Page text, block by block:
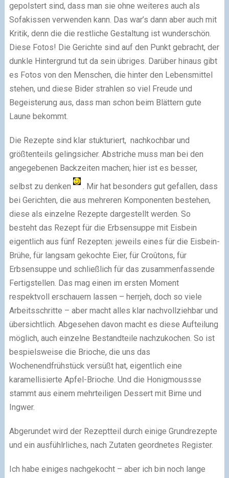
gepolstert sind, dass man sie ohne weiteres auch als
Sofakissen verwenden kann. Das war’s dann aber auch mit
Kritik, denn die die restliche Gestaltung ist wunderschön.
Diese Fotos! Die Gerichte sind auf den Punkt gebracht, der
dunkle Hintergrund tut da sein übriges. Darüber hinaus gibt
es Fotos von den Menschen, die hinter den Lebensmittel
stehen, und diese Bider strahlen so viel Freude und
Begeisterung aus, dass man schon beim Blättern gute
Laune bekommt.
Die Rezepte sind klar stukturiert, nachkochbar und
größtenteils gelingsicher. Abstriche muss man bei den
angegebenen Backzeiten machen; hier ist es besser,
selbst zu denken
. Mir hat besonders gut gefallen, dass
bei Gerichten, die aus mehreren Komponenten bestehen,
diese als einzelne Rezepte dargestellt werden. So
besteht das Rezept für die Erbsensuppe mit Eisbein
eigentlich aus fünf Rezepten: jeweils eines für die Eisbein-
Brühe, für langsam gekochte Eier, für Croûtons, für
Erbsensuppe und schließlich für das zusammenfassende
Fertigstellen. Das mag einen im ersten Moment
respektvoll erschauern lassen – herrjeh, doch so viele
Arbeitsschritte – aber macht alles klar nachvollziehbar und
übersichtlich. Abgesehen davon macht es diese Aufteilung
möglich, auch einzelne Bestandteile nachzukochen. So ist
bespielsweise die Brioche, die uns das
Wochenendfrühstück versüßt hat, eigentlich eine
karamellisierte Apfel-Brioche. Und die Honigmoussse
stammt aus einem mehrteiligen Dessert mit Birne und
Ingwer.
Abgerundet wird der Rezeptteil durch einige Grundrezepte
und ein ausfühlrliches, nach Zutaten geordnetes Register.
Ich habe einiges nachgekocht – aber ich bin noch lange